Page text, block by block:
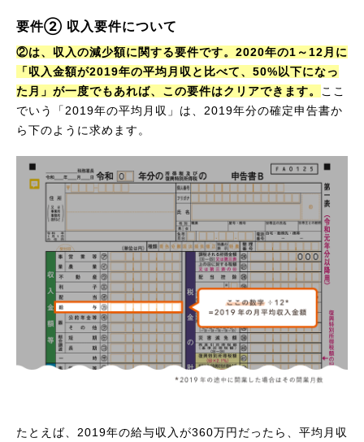
要件② 収入要件について
②は、収入の減少額に関する要件です。2020年の1～12月に
「収入金額が2019年の平均月収と比べて、50%以下になっ
た月」が一度でもあれば、この要件はクリアできます。 ここ
でいう「2019年の平均月収」は、2019年分の確定申告書か
ら下のように求めます。
たとえば、2019年の給与収入が360万円だったら、平均月収